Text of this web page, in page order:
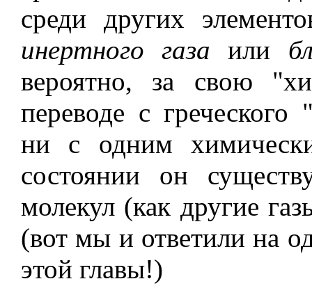
среди других
инертного газа или
вероятно, за свою
переводе с греческого
ни с одним
состоянии он
молекул (как другие
(вот мы и ответили на
этой главы!)